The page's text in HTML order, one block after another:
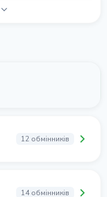
12 обмінників
14 обмінників